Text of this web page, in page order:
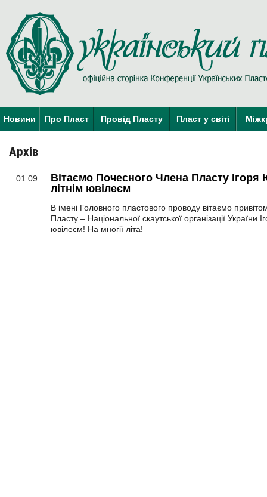
Новини Про Пласт Провід Пласту Пласт у світі
Архів
01.09
Вітаємо Почесного Члена Пласту Ігоря
літнім ювілеєм
В імені Головного пластового проводу вітаємо
Пласту – Національної скаутської організації України
ювілеєм! На многії літа!